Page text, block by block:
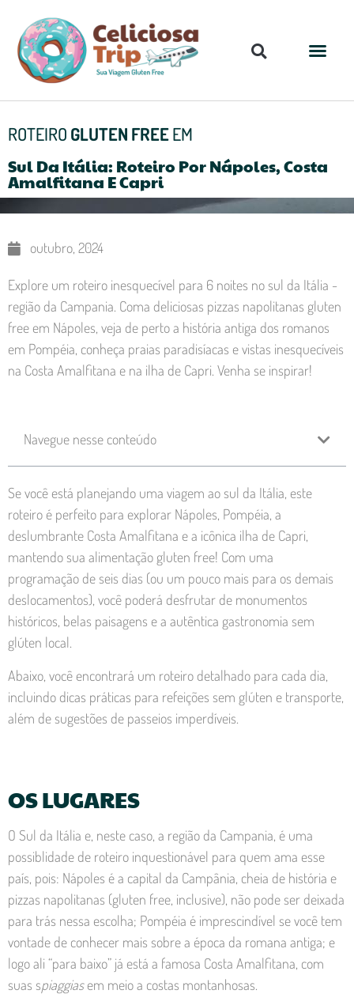
ROTEIRO GLUTEN FREEEM
Sul Da Itália: Roteiro Por Nápoles, Costa
Amalfitana E Capri
outubro, 2024
Explore um roteiro inesquecível para 6 noites no sul da Itália -
região da Campania. Coma deliciosas pizzas napolitanas gluten
free em Nápoles, veja de perto a história antiga dos romanos
em Pompéia, conheça praias paradisíacas e vistas inesquecíveis
na Costa Amalfitana e na ilha de Capri. Venha se inspirar!
Navegue nesse conteúdo
Se você está planejando uma viagem ao sul da Itália, este
roteiro é perfeito para explorar Nápoles, Pompéia, a
deslumbrante Costa Amalfitana e a icônica ilha de Capri,
mantendo sua alimentação gluten free! Com uma
programação de seis dias (ou um pouco mais para os demais
deslocamentos), você poderá desfrutar de monumentos
históricos, belas paisagens e a autêntica gastronomia sem
glúten local.
Abaixo, você encontrará um roteiro detalhado para cada dia,
incluindo dicas práticas para refeições sem glúten e transporte,
além de sugestões de passeios imperdíveis.
OS LUGARES
O Sul da Itália e, neste caso, a região da Campania, é uma
possiblidade de roteiro inquestionável para quem ama esse
país, pois: Nápoles é a capital da Campânia, cheia de história e
pizzas napolitanas (gluten free, inclusive), não pode ser deixada
para trás nessa escolha; Pompéia é imprescindível se você tem
vontade de conhecer mais sobre a época da romana antiga; e
logo ali “para baixo” já está a famosa Costa Amalfitana, com
suas spiaggiasem meio a costas montanhosas.